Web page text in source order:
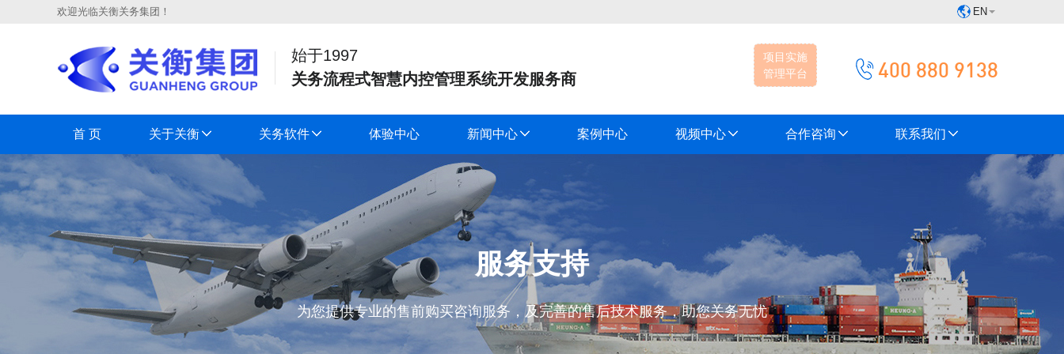
欢迎光临关衡关务集团！ EN
始于1997
关务流程式智慧内控管理系统开发服务商
项目实施
管理平台
400 880 9138
首 页 关于关衡 关务软件 体验中心 新闻中心 案例中心 视频中心 合作咨询 联系我们
服务支持
为您提供专业的售前购买咨询服务，及完善的售后技术服务，助您关务无忧